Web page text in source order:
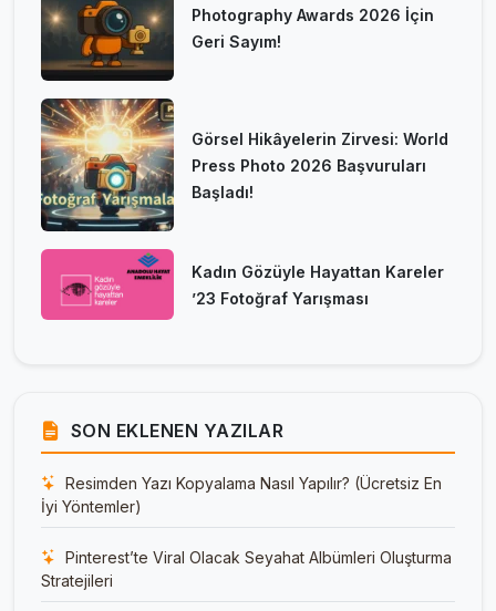
Photography Awards 2026 İçin
Geri Sayım!
Görsel Hikâyelerin Zirvesi: World
Press Photo 2026 Başvuruları
Başladı!
Kadın Gözüyle Hayattan Kareler
’23 Fotoğraf Yarışması
SON EKLENEN YAZILAR
Resimden Yazı Kopyalama Nasıl Yapılır? (Ücretsiz En
İyi Yöntemler)
Pinterest’te Viral Olacak Seyahat Albümleri Oluşturma
Stratejileri